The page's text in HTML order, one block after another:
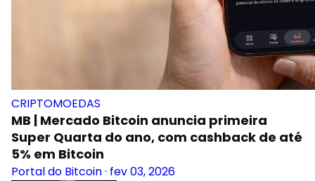
CRIPTOMOEDAS
MB | Mercado Bitcoin anuncia primeira
Super Quarta do ano, com cashback de até
5% em Bitcoin
Portal do Bitcoin· fev 03, 2026